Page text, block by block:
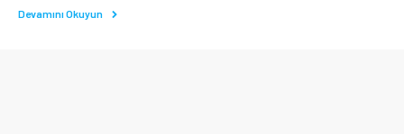
Devamını Okuyun